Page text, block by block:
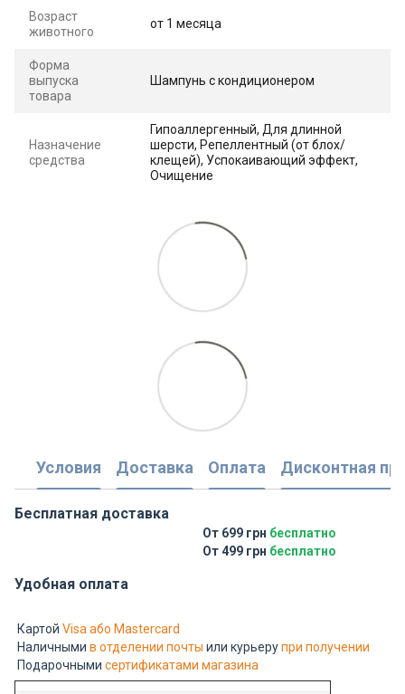
Возраст
животного
от 1 месяца
Форма
выпуска
товара
Шампунь с кондиционером
Назначение
средства
Гипоаллергенный, Для длинной
шерсти, Репеллентный (от блох/
клещей), Успокаивающий эффект,
Очищение
Условия Доставка Оплата Дисконтная
Бесплатная доставка
От 699 грн бесплатно
От 499 грн бесплатно
Удобная оплата
Картой Visa або Mastercard
Наличными в отделении почты или курьерупри получении
Подарочными сертификатами магазина